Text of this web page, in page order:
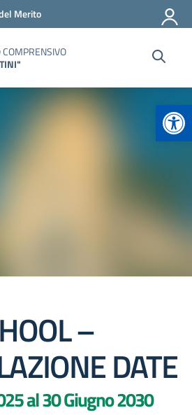
Merito
COMPRENSIVO
–
DATE
al 30 Giugno 2030